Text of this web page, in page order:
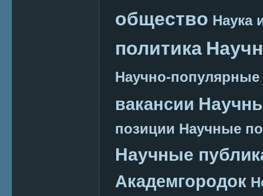
общество Наука
политика
Научно-
вакансии
позиции Научные
Научные
Академгородок